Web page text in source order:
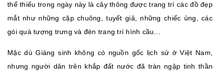
thể thiếu trong ngày này là cây thông được trang trí các đồ đẹp
mắt như những cặp chuông, tuyết giả, những chiếc ủng, các
gói quà tượng trưng và đèn trang trí hình cầu…
Mặc dù Giáng sinh không có nguồn gốc lịch sử ở Việt Nam,
nhưng người dân trên khắp đất nước đã tràn ngập tinh thần